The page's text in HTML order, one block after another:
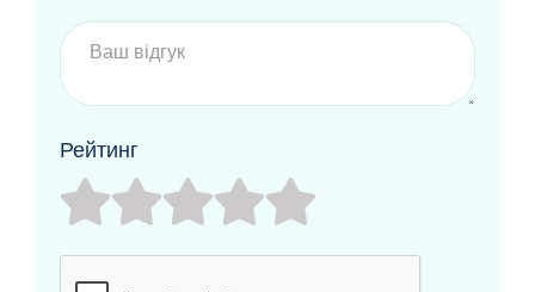
Рейтинг